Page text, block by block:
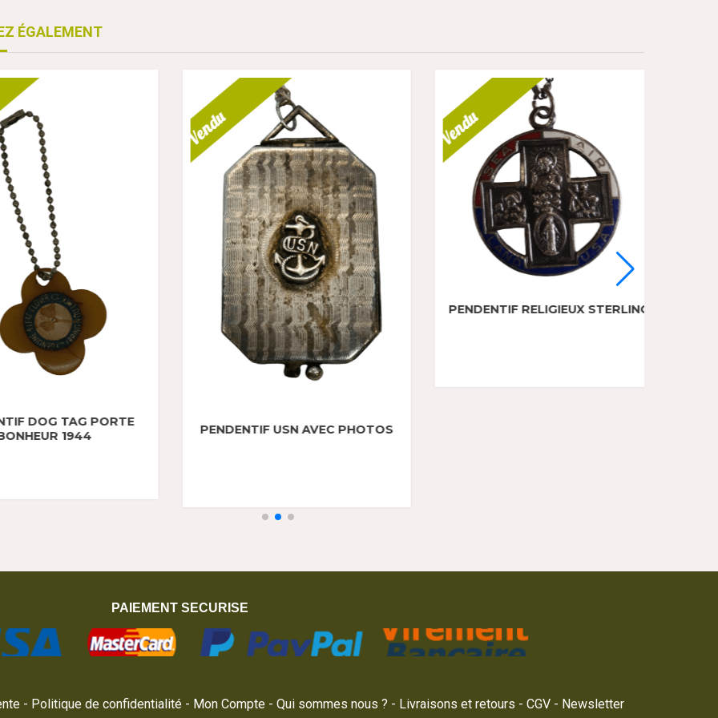
ÉGALEMENT
AVEC PHOTOS
PENDENTIF RELIGIEUX STERLING
PAIEMENT SECURISE
Politique de confidentialité Mon Compte Qui sommes nous ? Livraisons et retours CGV Newsletter